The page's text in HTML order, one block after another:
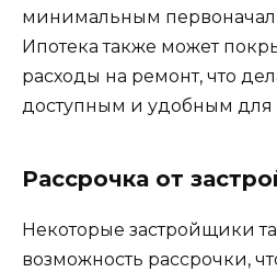
минимальным
Ипотека также может
расходы на ремонт, что
доступным и удобным для
Рассрочка от
Некоторые застройщики
возможность рассрочки,